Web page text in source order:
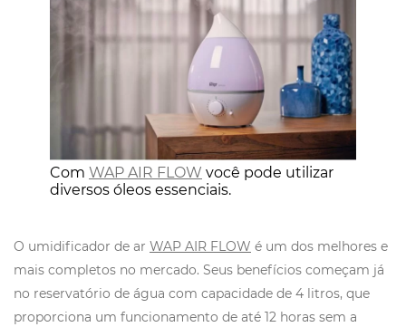
Com WAP AIR FLOW você pode utilizar
diversos óleos essenciais.
O umidificador de ar WAP AIR FLOW é um dos melhores e
mais completos no mercado. Seus benefícios começam já
no reservatório de água com capacidade de 4 litros, que
proporciona um funcionamento de até 12 horas sem a